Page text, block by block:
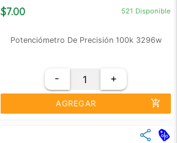
$7.00 521 Disponible
Potenciómetro De Precisión 100k 3296w
- +
AGREGAR add_shopping_cart
close